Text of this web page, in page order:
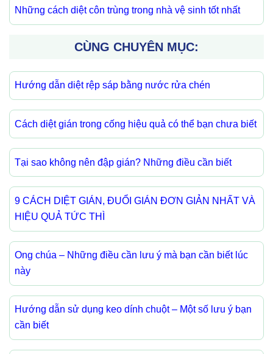
Những cách diệt côn trùng trong nhà vệ sinh tốt nhất
CÙNG CHUYÊN MỤC:
Hướng dẫn diệt rệp sáp bằng nước rửa chén
Cách diệt gián trong cống hiệu quả có thể bạn chưa biết
Tại sao không nên đập gián? Những điều cần biết
9 CÁCH DIỆT GIÁN, ĐUỔI GIÁN ĐƠN GIẢN NHẤT VÀ
HIỆU QUẢ TỨC THÌ
Ong chúa – Những điều cần lưu ý mà bạn cần biết lúc
này
Hướng dẫn sử dụng keo dính chuột – Một số lưu ý bạn
cần biết